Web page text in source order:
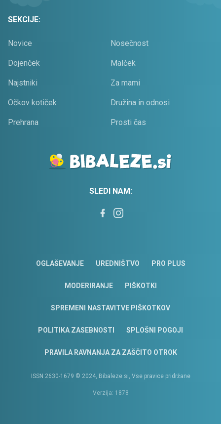
SEKCIJE:
Novice Nosečnost
Dojenček Malček
Najstniki Za mami
Očkov kotiček Družina in odnosi
Prehrana Prosti čas
SLEDI NAM:
OGLAŠEVANJE UREDNIŠTVO PRO PLUS
MODERIRANJE PIŠKOTKI
SPREMENI NASTAVITVE PIŠKOTKOV
POLITIKA ZASEBNOSTI SPLOŠNI POGOJI
PRAVILA RAVNANJA ZA ZAŠČITO OTROK
ISSN 2630-1679 © 2024, Bibaleze.si, Vse pravice pridržane
Verzija: 1878